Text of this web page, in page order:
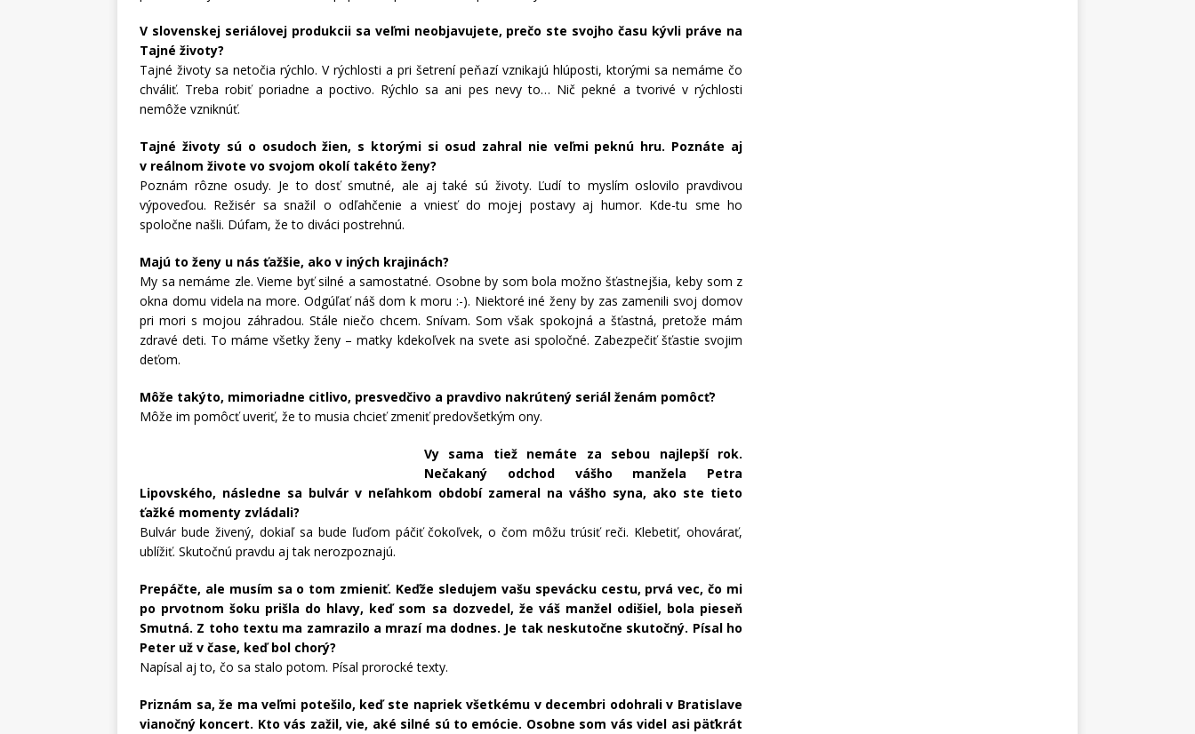
V slovenskej seriálovej produkcii sa veľmi neobjavujete, prečo ste svojho času kývli práve na
Tajné životy?
Tajné životy sa netočia rýchlo. V rýchlosti a pri šetrení peňazí vznikajú hlúposti, ktorými sa nemáme čo
chváliť. Treba robiť poriadne a poctivo. Rýchlo sa ani pes nevy to… Nič pekné a tvorivé v rýchlosti
nemôže vzniknúť.
Tajné životy sú o osudoch žien, s ktorými si osud zahral nie veľmi peknú hru. Poznáte aj
v reálnom živote vo svojom okolí takéto ženy?
Poznám rôzne osudy. Je to dosť smutné, ale aj také sú životy. Ľudí to myslím oslovilo pravdivou
výpoveďou. Režisér sa snažil o odľahčenie a vniesť do mojej postavy aj humor. Kde-tu sme ho
spoločne našli. Dúfam, že to diváci postrehnú.
Majú to ženy u nás ťažšie, ako v iných krajinách?
My sa nemáme zle. Vieme byť silné a samostatné. Osobne by som bola možno šťastnejšia, keby som z
okna domu videla na more. Odgúľať náš dom k moru :-). Niektoré iné ženy by zas zamenili svoj domov
pri mori s mojou záhradou. Stále niečo chcem. Snívam. Som však spokojná a šťastná, pretože mám
zdravé deti. To máme všetky ženy – matky kdekoľvek na svete asi spoločné. Zabezpečiť šťastie svojim
deťom.
Môže takýto, mimoriadne citlivo, presvedčivo a pravdivo nakrútený seriál ženám pomôcť?
Môže im pomôcť uveriť, že to musia chcieť zmeniť predovšetkým ony.
Vy sama tiež nemáte za sebou najlepší rok.
Nečakaný odchod vášho manžela Petra
Lipovského, následne sa bulvár v neľahkom období zameral na vášho syna, ako ste tieto
ťažké momenty zvládali?
Bulvár bude živený, dokiaľ sa bude ľuďom páčiť čokoľvek, o čom môžu trúsiť reči. Klebetiť, ohovárať,
ublížiť. Skutočnú pravdu aj tak nerozpoznajú.
Prepáčte, ale musím sa o tom zmieniť. Keďže sledujem vašu spevácku cestu, prvá vec, čo mi
po prvotnom šoku prišla do hlavy, keď som sa dozvedel, že váš manžel odišiel, bola pieseň
Smutná. Z toho textu ma zamrazilo a mrazí ma dodnes. Je tak neskutočne skutočný. Písal ho
Peter už v čase, keď bol chorý?
Napísal aj to, čo sa stalo potom. Písal prorocké texty.
Priznám sa, že ma veľmi potešilo, keď ste napriek všetkému v decembri odohrali v Bratislave
vianočný koncert. Kto vás zažil, vie, aké silné sú to emócie. Osobne som vás videl asi päťkrát